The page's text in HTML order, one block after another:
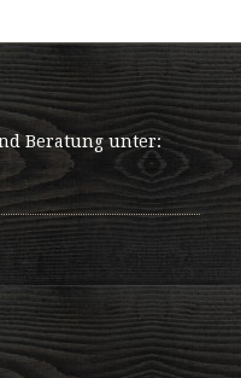
Beratung unter: